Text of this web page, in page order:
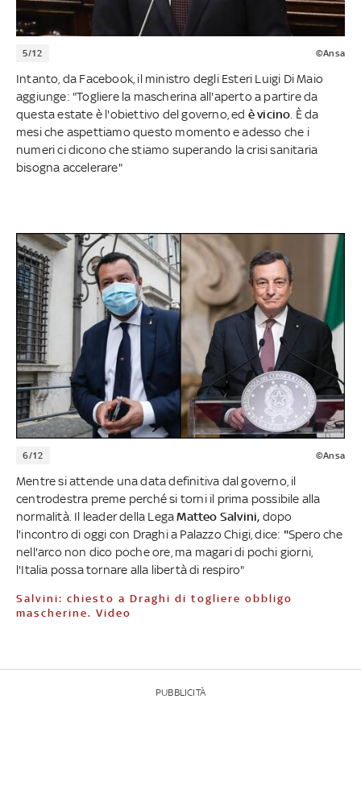
5/12 ©Ansa
Intanto, da Facebook, il ministro degli Esteri Luigi Di Maio
aggiunge: "Togliere la mascherina all'aperto a partire da
questa estate è l'obiettivo del governo, ed è vicino . È da
mesi che aspettiamo questo momento e adesso che i
numeri ci dicono che stiamo superando la crisi sanitaria
bisogna accelerare"
6/12 ©Ansa
Mentre si attende una data definitiva dal governo, il
centrodestra preme perché si torni il prima possibile alla
normalità. Il leader della LegaMatteo Salvini, dopo
l'incontro di oggi con Draghi a Palazzo Chigi, dice: "Spero che
nell'arco non dico poche ore, ma magari di pochi giorni,
l'Italia possa tornare alla libertà di respiro"
Salvini: chiesto a Draghi di togliere obbligo
mascherine. Video
PUBBLICITÀ